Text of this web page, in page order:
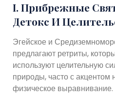
I. Прибрежные
Детокс И
Эгейское и
предлагают ретриты,
используют целительную
природы, часто с акцентом
физическое выравнивание.